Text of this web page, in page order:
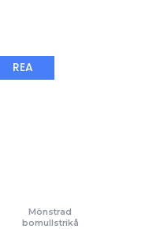
REA
Mönstrad
bomullstrikå